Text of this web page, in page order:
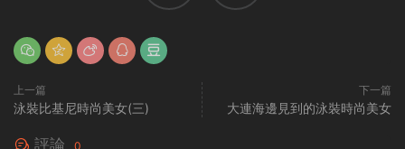
上一篇
泳裝比基尼時尚美女(三)
下一篇
大連海邊見到的泳裝時尚美女
評論 0